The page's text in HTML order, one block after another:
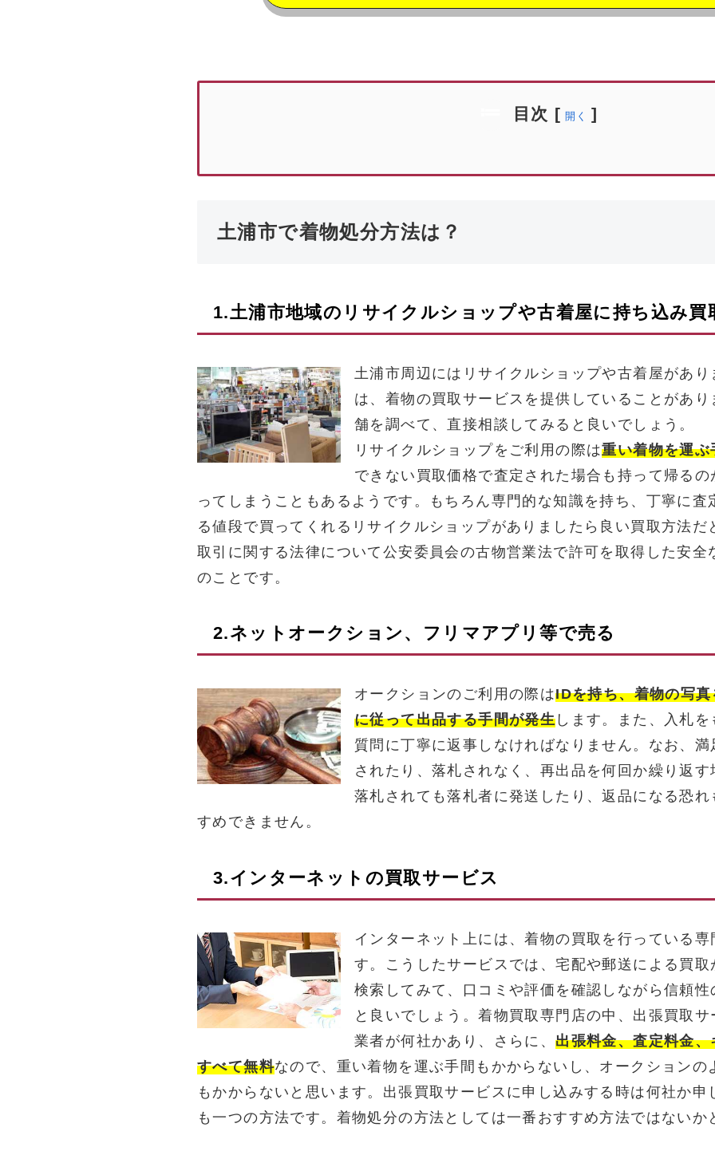
目次 [ 開く ]
土浦市で着物処分方法は？
1.土浦市地域のリサイクルショップや古着屋に持ち込み買
土浦市周辺にはリサイクルショップや古着屋があ
は、着物の買取サービスを提供していることがあ
舗を調べて、直接相談してみると良いでしょう。
リサイクルショップをご利用の際は重い着物を運
できない買取価格で査定された場合も持って帰る
ってしまうこともあるようです。もちろん専門的な知識を持ち、丁寧に査
る値段で買ってくれるリサイクルショップがありましたら良い買取方法
取引に関する法律について公安委員会の古物営業法で許可を取得した安全
のことです。
2.ネットオークション、フリマアプリ等で売る
オークションのご利用の際はIDを持ち、着物の写
に従って出品する手間が発生 します。また、入札
質問に丁寧に返事しなければなりません。なお、
されたり、落札されなく、再出品を何回か繰り返
落札されても落札者に発送したり、返品になる恐
すめできません。
3.インターネットの買取サービス
インターネット上には、着物の買取を行っている
す。こうしたサービスでは、宅配や郵送による買
検索してみて、口コミや評価を確認しながら信頼
と良いでしょう。着物買取専門店の中、出張買取
業者が何社かあり、さらに、出張料金、査定料金
すべて無料なので、重い着物を運ぶ手間もかからないし、オークションの
もかからないと思います。出張買取サービスに申し込みする時は何社か申
も一つの方法です。着物処分の方法としては一番おすすめ方法ではないか